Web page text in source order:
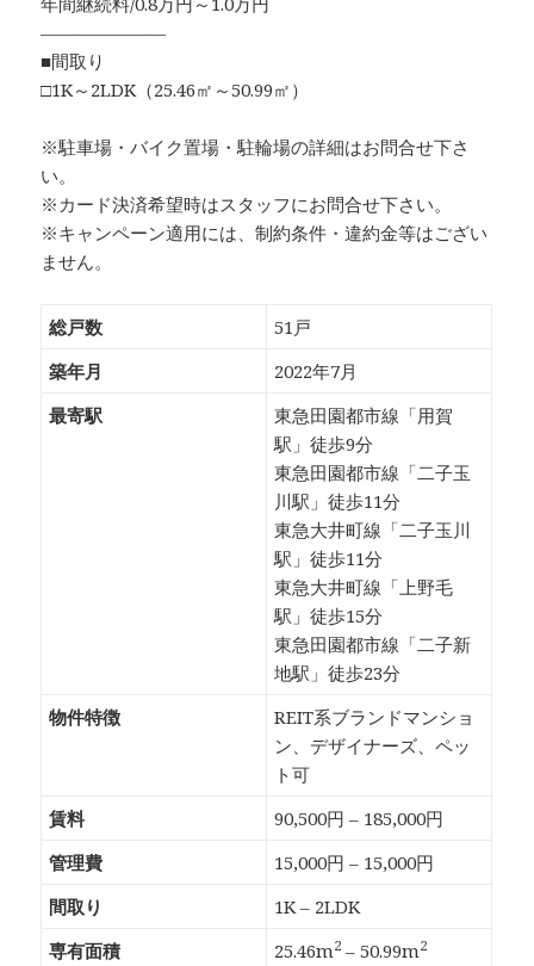
―――――――
■間取り
□1K～2LDK（25.46㎡～50.99㎡）
※駐車場・バイク置場・駐輪場の詳細はお問合せ下さ
い。
※カード決済希望時はスタッフにお問合せ下さい。
※キャンペーン適用には、制約条件・違約金等はござい
ません。
総戸数
51戸
築年月
2022年7月
最寄駅
東急田園都市線「用賀
駅」徒歩9分
東急田園都市線「二子玉
川駅」徒歩11分
東急大井町線「二子玉川
駅」徒歩11分
東急大井町線「上野毛
駅」徒歩15分
東急田園都市線「二子新
地駅」徒歩23分
物件特徴
REIT系ブランドマンショ
ン、デザイナーズ、ペッ
ト可
賃料
90,500円 – 185,000円
管理費
15,000円 – 15,000円
間取り
1K – 2LDK
専有面積
25.46m2 – 50.99m2